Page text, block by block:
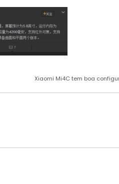
Xiaomi Mi4C tem boa